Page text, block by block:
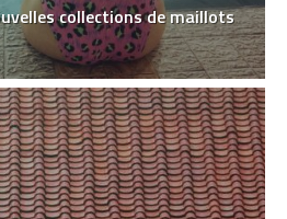
collections de maillots